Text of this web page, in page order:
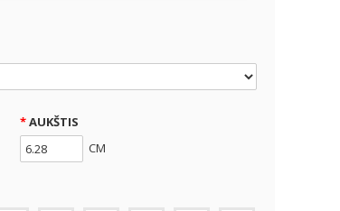
AUKŠTIS
CM